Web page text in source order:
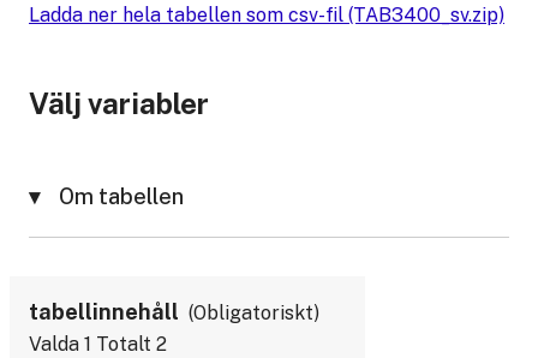
Ladda ner hela tabellen som csv-fil (TAB3400_sv.zip)
Välj variabler
Om tabellen
tabellinnehåll
Obligatoriskt
Valda 1 Totalt 2